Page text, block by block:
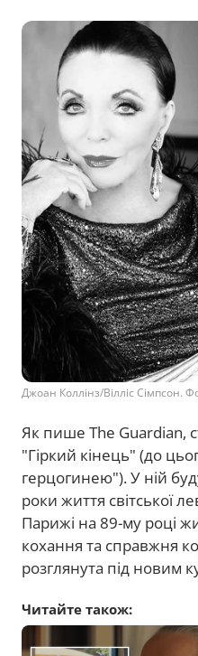
Джоан Коллінз/Вілліс Сімпсон.
Як пише The Guardian,
"Гіркий кінець" (до
герцогинею"). У ній
роки життя світської
Парижі на 89-му році
кохання та справжня
розглянута під новим
Читайте також: